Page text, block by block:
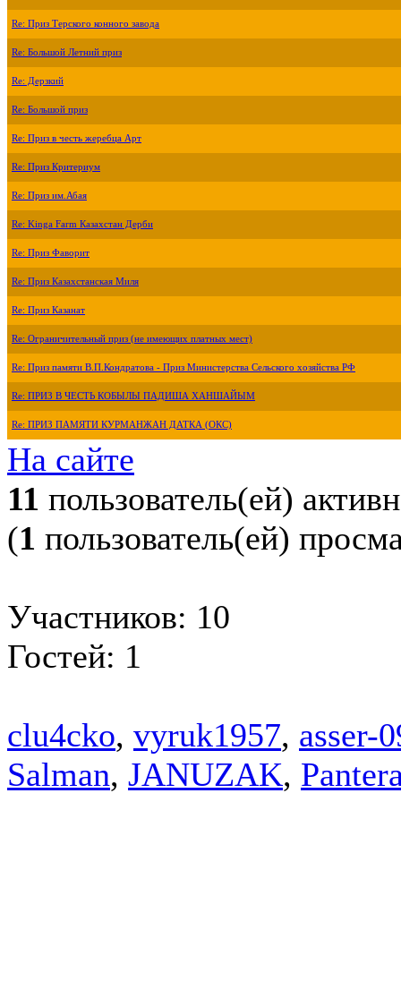
Re: Приз Терского конного завода
Re: Большой Летний приз
Re: Дерзкий
Re: Большой приз
Re: Приз в честь жеребца Арт
Re: Приз Критериум
Re: Приз им.Абая
Re: Kinga Farm Казахстан Дерби
Re: Приз Фаворит
Re: Приз Казахстанская Миля
Re: Приз Казанат
Re: Ограничительный приз (не имеющих платных мест)
Re: Приз памяти В.П.Кондратова - Приз Министерства Сельского хозяйства РФ
Re: ПРИЗ В ЧЕСТЬ КОБЫЛЫ ПАДИША ХАНШАЙЫМ
Re: ПРИЗ ПАМЯТИ КУРМАНЖАН ДАТКА (ОКС)
На сайте
11 пользователь(ей)
(1 пользователь(ей)
Участников: 10
Гостей: 1
clu4cko, vyruk1957, asser-
Salman, JANUZAK,